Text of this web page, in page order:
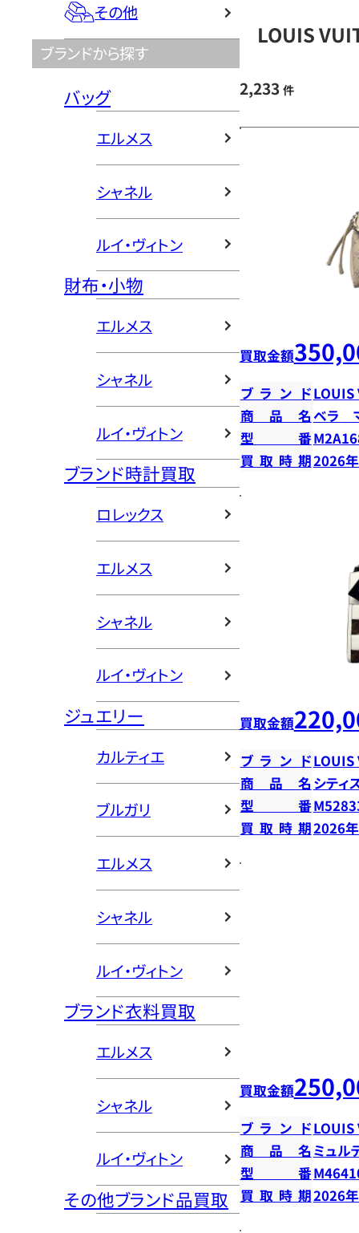
その他
ブランドから探す
バッグ
エルメス
シャネル
ルイ・ヴィトン
財布・小物
エルメス
シャネル
ルイ・ヴィトン
ブランド時計買取
ロレックス
エルメス
シャネル
ルイ・ヴィトン
ジュエリー
カルティエ
ブルガリ
エルメス
シャネル
ルイ・ヴィトン
ブランド衣料買取
エルメス
シャネル
ルイ・ヴィトン
その他ブランド品買取
LOUIS
2,233 件
買取金額
ブランドLOUIS
商品名ベラ
型番
買取時期2026
買取金額
ブランドLOUIS
商品名 シティ
型番
買取時期2026
買取金額
ブランドLOUIS
商品名 ミュル
型番
買取時期2026